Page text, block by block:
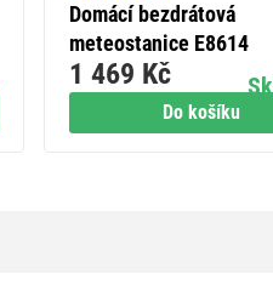
Do košíku
Domácí bezdrátová
meteostanice E8614
1 469 Kč